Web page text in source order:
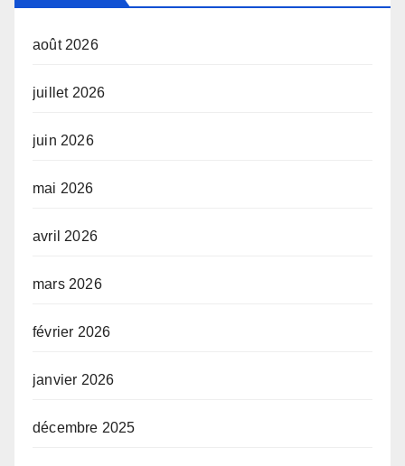
août 2026
juillet 2026
juin 2026
mai 2026
avril 2026
mars 2026
février 2026
janvier 2026
décembre 2025